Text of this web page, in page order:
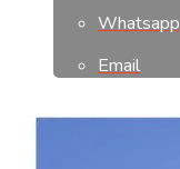
Whatsapp
Email